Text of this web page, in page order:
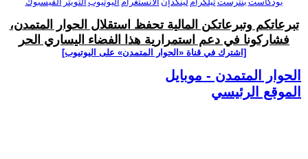
تبرعاتكم وتبرعاتكن المالية تحفظ استقلال الحوار المتمدن،
فشاركونا في دعم استمرارية هذا الفضاء اليساري الحر
[اشترك في قناة ‫«الحوار المتمدن» على اليوتيوب]
الحوار المتمدن - موبايل
الموقع الرئيسي